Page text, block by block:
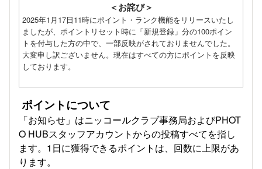
＜お詫び＞
2025年1月17日11時にポイント・ランク機能をリリースいたし
ましたが、ポイントリセット時に「新規登録」分の100ポイン
トを付与した方の中で、一部反映がされておりませんでした。
大変申し訳ございません。現在はすべての方にポイントを反映
しております。
ポイントについて
「お知らせ」はニッコールクラブ事務局およびPHOT
O HUBスタッフアカウントからの投稿すべてを指し
ます。1日に獲得できるポイントは、回数に上限があ
ります。